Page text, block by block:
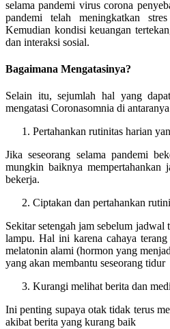
selama pandemi virus corona
pandemi telah meningkatkan
Kemudian kondisi keuangan
dan interaksi sosial.
Bagaimana Mengatasinya?
Selain itu, sejumlah hal yang
mengatasi Coronasomnia di
Pertahankan rutinitas harian
Jika seseorang selama pandemi
mungkin baiknya mempertahankan
bekerja.
Ciptakan dan pertahankan
Sekitar setengah jam sebelum
lampu. Hal ini karena cahaya
melatonin alami (hormon yang
yang akan membantu seseorang tidur
Kurangi melihat berita dan
Ini penting supaya otak tidak terus
akibat berita yang kurang baik